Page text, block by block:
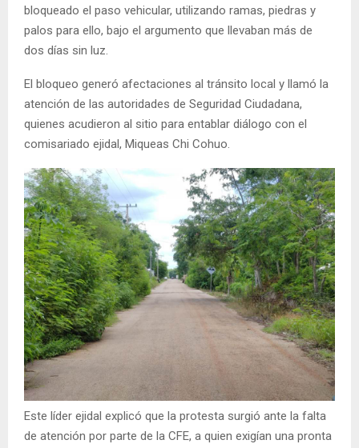
bloqueado el paso vehicular, utilizando ramas, piedras y
palos para ello, bajo el argumento que llevaban más de
dos días sin luz.
El bloqueo generó afectaciones al tránsito local y llamó la
atención de las autoridades de Seguridad Ciudadana,
quienes acudieron al sitio para entablar diálogo con el
comisariado ejidal, Miqueas Chi Cohuo.
Este líder ejidal explicó que la protesta surgió ante la falta
de atención por parte de la CFE, a quien exigían una pronta